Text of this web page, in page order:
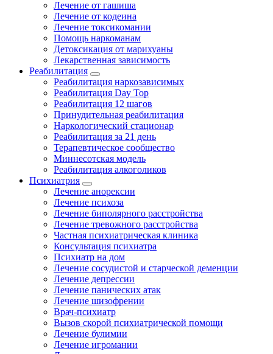
Лечение от гашиша
Лечение от кодеина
Лечение токсикомании
Помощь наркоманам
Детоксикация от марихуаны
Лекарственная зависимость
Реабилитация
Реабилитация наркозависимых
Реабилитация Day Top
Реабилитация 12 шагов
Принудительная реабилитация
Наркологический стационар
Реабилитация за 21 день
Терапевтическое сообщество
Миннесотская модель
Реабилитация алкоголиков
Психиатрия
Лечение анорексии
Лечение психоза
Лечение биполярного расстройства
Лечение тревожного расстройства
Частная психиатрическая клиника
Консультация психиатра
Психиатр на дом
Лечение сосудистой и старческой деменции
Лечение депрессии
Лечение панических атак
Лечение шизофрении
Врач-психиатр
Вызов скорой психиатрической помощи
Лечение булимии
Лечение игромании